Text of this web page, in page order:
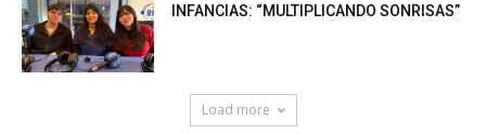
INFANCIAS: “MULTIPLICANDO SONRISAS”
Load more